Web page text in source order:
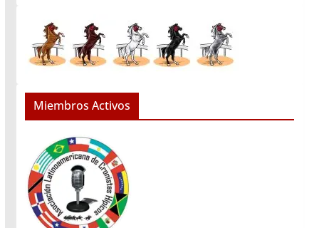
Miembros Activos